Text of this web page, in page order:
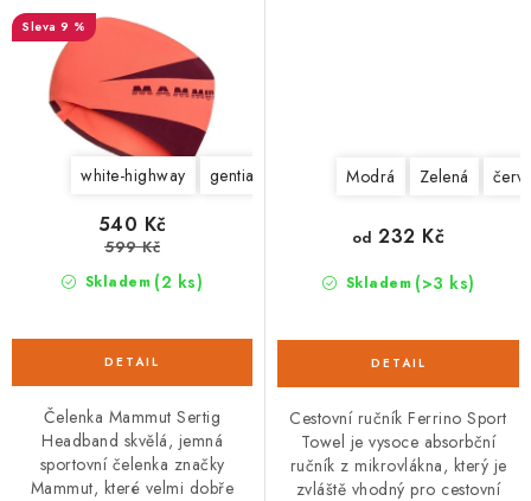
9 %
white-highway gentian-marine
Skladem (2 ks)
540 Kč
599 Kč
Čelenka Mammut Sertig
Headband skvělá, jemná
sportovní čelenka značky
Mammut, které velmi dobře
Modrá Zelená
Skladem (>3 ks)
od 232 Kč
Cestovní ručník Ferrino Sport
Towel je vysoce absorbční
ručník z mikrovlákna, který je
zvláště vhodný pro cestovní